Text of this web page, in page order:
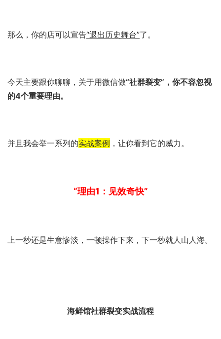
那么，你的店可以宣告“退出历史舞台”了。
今天主要跟你聊聊，关于用微信做“社群裂变”，你不容忽视
的4个重要理由。
并且我会举一系列的实战案例 ，让你看到它的威力。
“理由1：见效奇快”
上一秒还是生意惨淡，一顿操作下来，下一秒就人山人海。
海鲜馆社群裂变实战流程